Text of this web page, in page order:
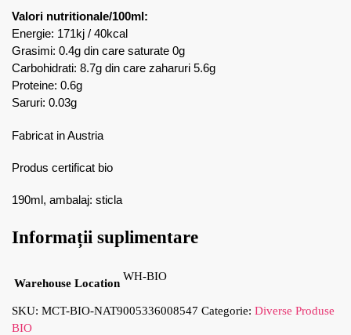
Valori nutritionale/100ml:
Energie: 171kj / 40kcal
Grasimi: 0.4g din care saturate 0g
Carbohidrati: 8.7g din care zaharuri 5.6g
Proteine: 0.6g
Saruri: 0.03g
Fabricat in Austria
Produs certificat bio
190ml, ambalaj: sticla
Informații suplimentare
Warehouse Location
WH-BIO
SKU: MCT-BIO-NAT9005336008547 Categorie: Diverse Produse
BIO